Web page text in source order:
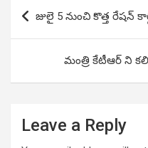
Post
navigation
జులై 5 నుంచి కొత్త రేష‌న్
మంత్రి కేటీఆర్ ని
Leave a Reply